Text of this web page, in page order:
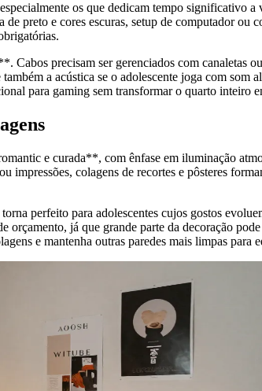
os que dedicam tempo
preto e cores escuras, setup de computador
Cabos precisam ser gerenciados com canaletas
a acústica se o adolescente joga com
para gaming sem transformar o quarto inteiro
e curada**, com ênfase em iluminação
impressões, colagens de recortes e pôsteres
perfeito para adolescentes cujos gostos
orçamento, já que grande parte da decoração
e mantenha outras paredes mais limpas para